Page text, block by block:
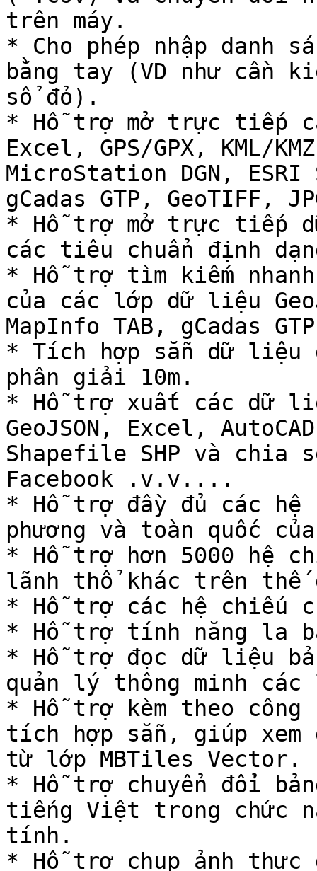
trên máy.
* Cho phép nhập danh
bằng tay (VD như
sổ đỏ).
* Hỗ trợ mở trực tiếp
Excel, GPS/GPX, KML/
MicroStation DGN,
gCadas GTP, GeoTIFF,
* Hỗ trợ mở trực tiếp
các tiêu chuẩn định
* Hỗ trợ tìm kiếm
của các lớp dữ liệu
MapInfo TAB, gCadas
* Tích hợp sẵn dữ liệu
phân giải 10m.
* Hỗ trợ xuất các dữ
GeoJSON, Excel,
Shapefile SHP và chia
Facebook .v.v....
* Hỗ trợ đầy đủ các hệ
phương và toàn quốc
* Hỗ trợ hơn 5000 hệ
lãnh thổ khác trên
* Hỗ trợ các hệ chiếu
* Hỗ trợ tính năng la
* Hỗ trợ đọc dữ liệu
quản lý thông minh
* Hỗ trợ kèm theo công
tích hợp sẵn, giúp
từ lớp MBTiles Vector.
* Hỗ trợ chuyển đổi
tiếng Việt trong chức
tính.
* Hỗ trợ chụp ảnh